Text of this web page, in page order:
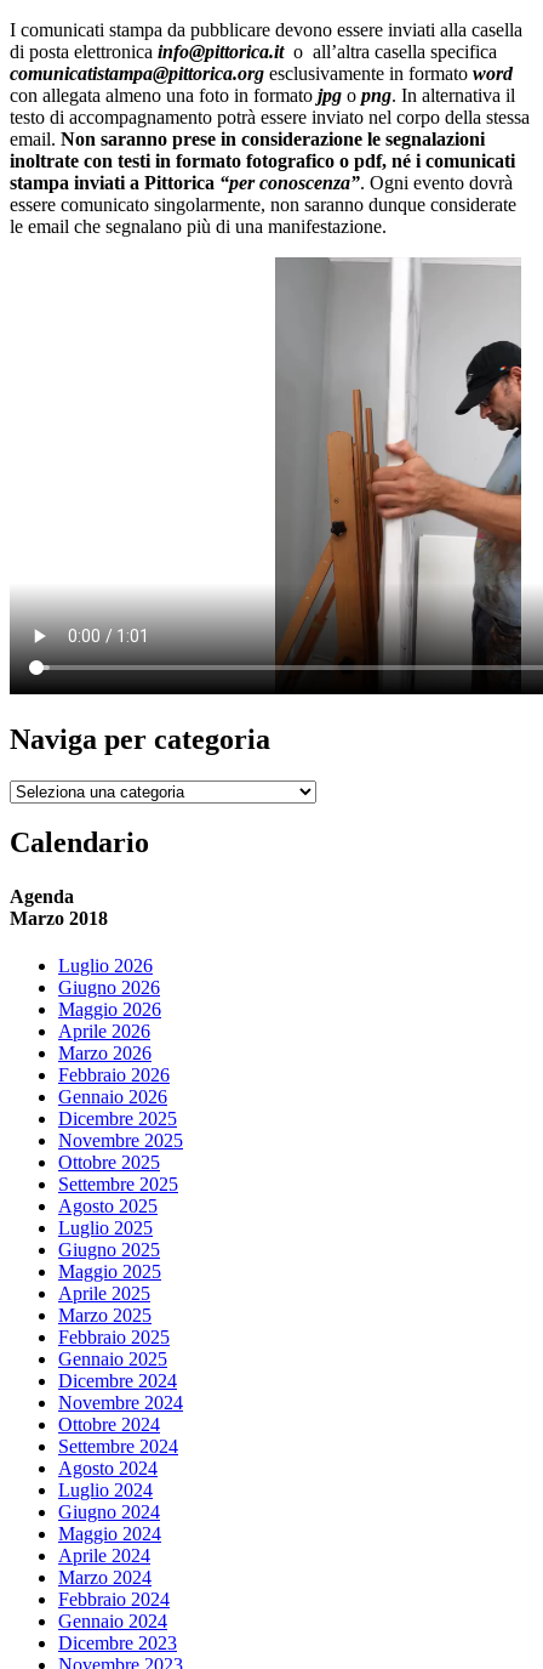
I comunicati stampa da pubblicare devono essere inviati alla casella
di posta elettronica info@pittorica.ito all’altra casella specifica
comunicatistampa@pittorica.org esclusivamente in formato word
con allegata almeno una foto in formato jpg o png. In alternativa il
testo di accompagnamento potrà essere inviato nel corpo della stessa
email. Non saranno prese in considerazione le segnalazioni
inoltrate con testi in formato fotografico o pdf, né i comunicati
stampa inviati a Pittorica “per conoscenza”. Ogni evento dovrà
essere comunicato singolarmente, non saranno dunque considerate
le email che segnalano più di una manifestazione.
Naviga per categoria
Naviga
categoria
Calendario
Agenda
Marzo 2018
Luglio 2026
Giugno 2026
Maggio 2026
Aprile 2026
Marzo 2026
Febbraio 2026
Gennaio 2026
Dicembre 2025
Novembre 2025
Ottobre 2025
Settembre 2025
Agosto 2025
Luglio 2025
Giugno 2025
Maggio 2025
Aprile 2025
Marzo 2025
Febbraio 2025
Gennaio 2025
Dicembre 2024
Novembre 2024
Ottobre 2024
Settembre 2024
Agosto 2024
Luglio 2024
Giugno 2024
Maggio 2024
Aprile 2024
Marzo 2024
Febbraio 2024
Gennaio 2024
Dicembre 2023
Novembre 2023